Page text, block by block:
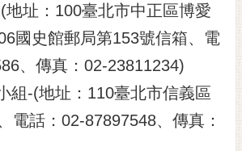
地址：100臺北市中正區博愛
國史館郵局第153號信箱、電
、傳真：02-23811234)
組-(地址：110臺北市信義區
電話：02-87897548、傳真：